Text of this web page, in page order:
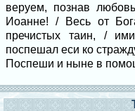
веруем, познав
Иоанне! / Весь от
пречистых таин, /
поспешал еси ко
Поспеши и ныне в